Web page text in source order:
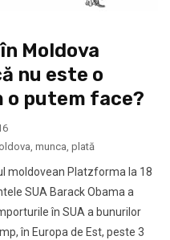
Moldova
nu este o
o putem face?
, munca, plată
moldovean Platzforma la 18
SUA Barack Obama a
în SUA a bunurilor
în Europa de Est, peste 3